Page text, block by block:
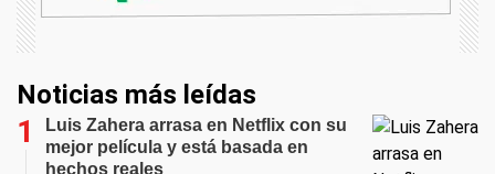
Noticias más leídas
Luis Zahera arrasa en Netflix con su
mejor película y está basada en
hechos reales